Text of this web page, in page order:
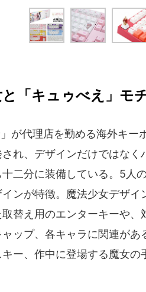
「キュゥべえ」モ
が代理店を勤める海外キー
れ、デザインだけではな
二分に装備している。5人
ンが特徴。魔法少女デザ
替え用のエンターキーや
ップ、各キャラに関連が
ー、作中に登場する魔女